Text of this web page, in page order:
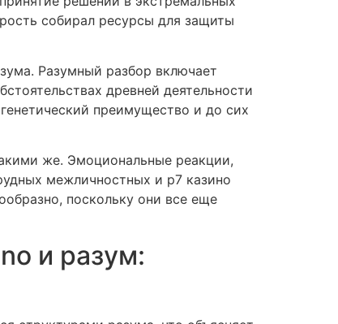
собирал ресурсы для защиты
Разумный разбор включает
древней деятельности
преимущество и до сих
же. Эмоциональные реакции,
межличностных и р7 казино
поскольку они все еще
и разум: